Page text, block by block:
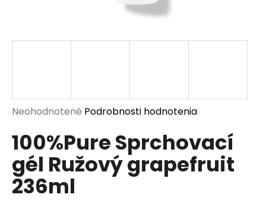
Priemerné
produktu
je
0,0
z
5
Neohodnotené Podrobnosti hodnotenia
100%Pure Sprchovací
gél Ružový grapefruit
236ml
s
HĽADAŤ
O